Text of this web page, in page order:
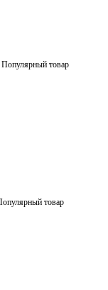
Популярный товар
товар